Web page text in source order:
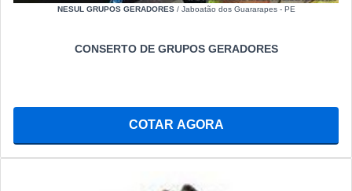
NESUL GRUPOS GERADORES/ Jaboatão dos Guararapes - PE
CONSERTO DE GRUPOS GERADORES
COTAR AGORA